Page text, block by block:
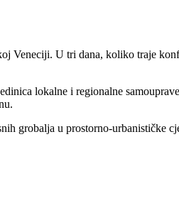
Veneciji. U tri dana, koliko traje
lokalne i regionalne
grobalja u prostorno-urbanističke